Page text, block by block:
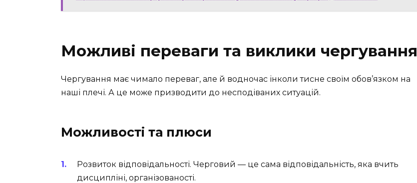
Можливі переваги та виклики чергування
Чергування має чимало переваг, але й водночас інколи тисне своїм обов’язком на
наші плечі. А це може призводити до несподіваних ситуацій.
Можливості та плюси
Розвиток відповідальності. Черговий — це сама відповідальність, яка вчить
дисципліні, організованості.